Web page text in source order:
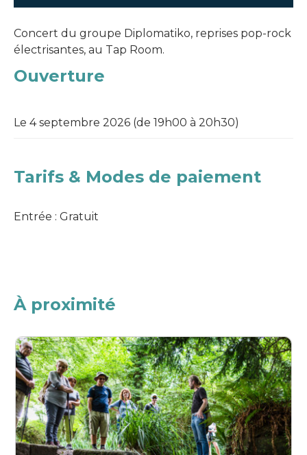
Concert du groupe Diplomatiko, reprises pop-rock
électrisantes, au Tap Room.
Ouverture
Le 4 septembre 2026 (de 19h00 à 20h30)
Tarifs & Modes de paiement
Entrée : Gratuit
À proximité